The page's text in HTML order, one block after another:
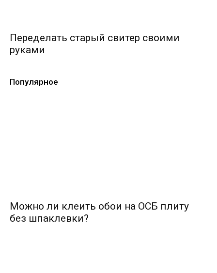
Переделать старый свитер своими
руками
Популярное
Можно ли клеить обои на ОСБ плиту
без шпаклевки?